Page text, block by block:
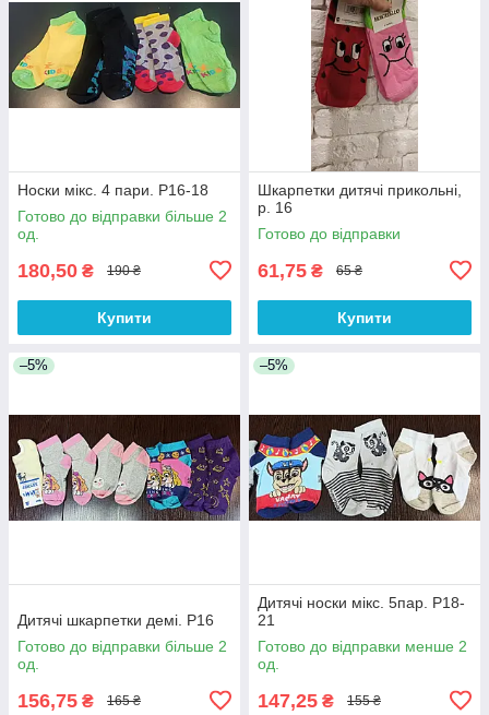
Носки мікс. 4 пари. Р16-18
Готово до відправки більше 2
од.
180,50 ₴ 190 ₴
Купити
Шкарпетки дитячі прикольні,
р. 16
Готово до відправки
61,75 ₴ 65 ₴
Купити
–5%
Дитячі шкарпетки демі. Р16
Готово до відправки більше 2
од.
156,75 ₴ 165 ₴
–5%
Дитячі носки мікс. 5пар. Р18-
21
Готово до відправки менше 2
од.
147,25 ₴ 155 ₴